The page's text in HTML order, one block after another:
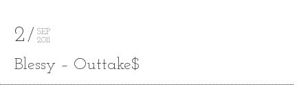
2
SEP
2011
Blessy – Outtake$